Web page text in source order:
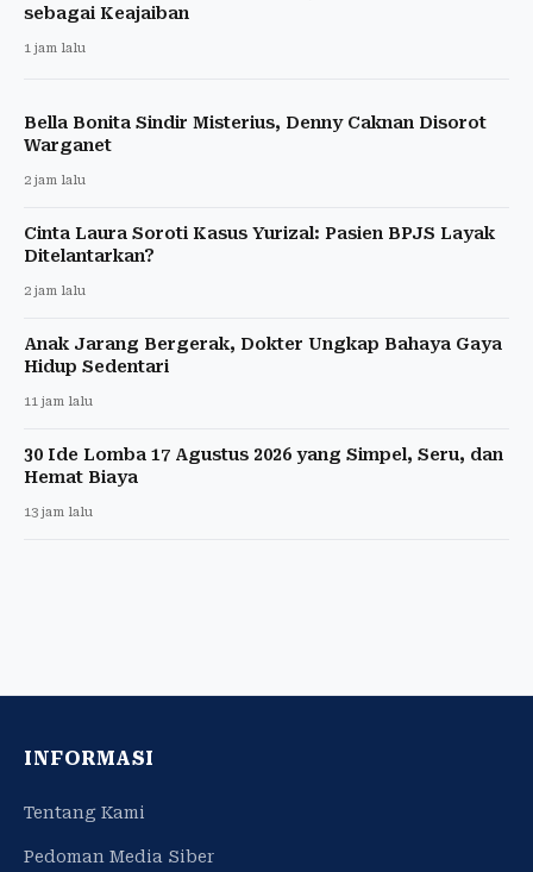
sebagai Keajaiban
1 jam lalu
Bella Bonita Sindir Misterius, Denny Caknan Disorot
Warganet
2 jam lalu
Cinta Laura Soroti Kasus Yurizal: Pasien BPJS Layak
Ditelantarkan?
2 jam lalu
Anak Jarang Bergerak, Dokter Ungkap Bahaya Gaya
Hidup Sedentari
11 jam lalu
30 Ide Lomba 17 Agustus 2026 yang Simpel, Seru, dan
Hemat Biaya
13 jam lalu
INFORMASI
Tentang Kami
Pedoman Media Siber